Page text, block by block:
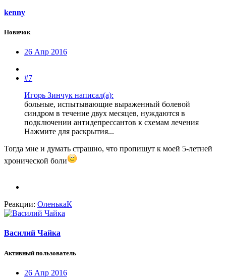
kenny
Новичок
26 Апр 2016
#7
Игорь Зинчук написал(а):
больные, испытывающие выраженный болевой
синдром в течение двух месяцев, нуждаются в
подключении антидепрессантов к схемам лечения
Нажмите для раскрытия...
Тогда мне и думать страшно, что пропишут к моей 5-летней
хронической боли
Реакции: ОленькаК
Василий Чайка
Активный пользователь
26 Апр 2016